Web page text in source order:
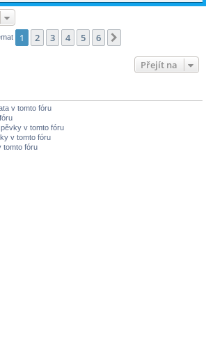
1 2 3 4 5 6
Přejít na
v tomto fóru
v tomto fóru
v tomto fóru
tomto fóru